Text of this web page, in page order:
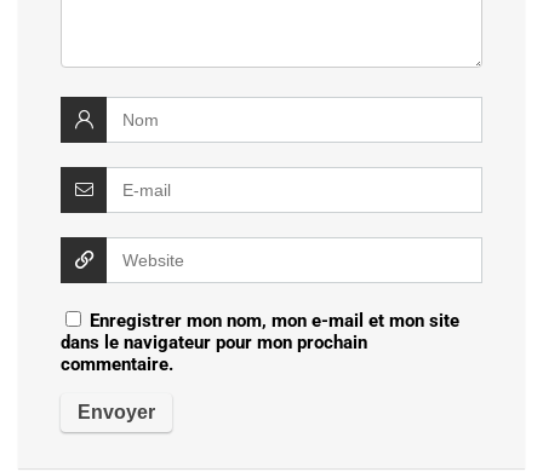
Enregistrer mon nom, mon e-mail et mon site
dans le navigateur pour mon prochain
commentaire.